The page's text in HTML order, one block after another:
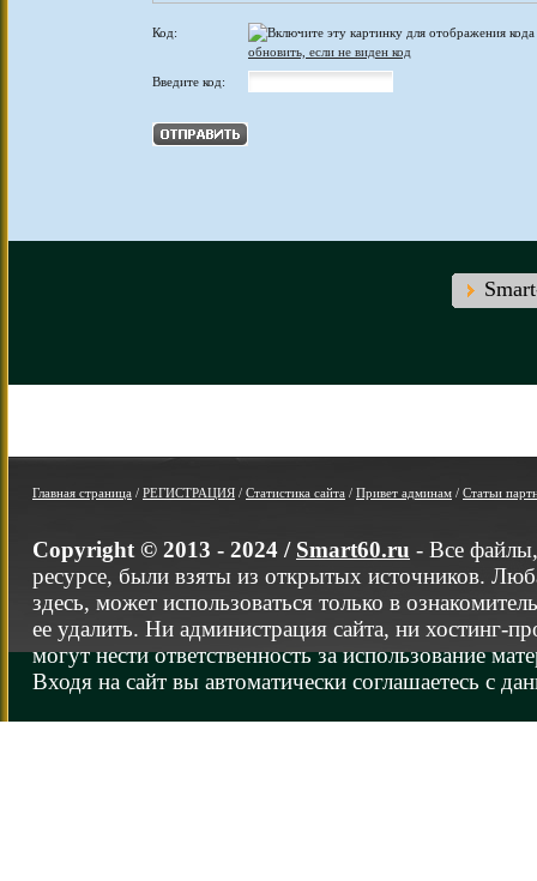
Код:
обновить, если не виден код
Введите код:
Главная страница / РЕГИСТРАЦИЯ / Статистика сайта / Привет админам / Статьи
Copyright © 2013 - 2024 / Smart60.ru - Все
ресурсе, были взяты из открытых источников.
здесь, может использоваться только в
ее удалить. Ни администрация сайта, ни хостинг-
могут нести ответственность за использование
Входя на сайт вы автоматически соглашаетесь с